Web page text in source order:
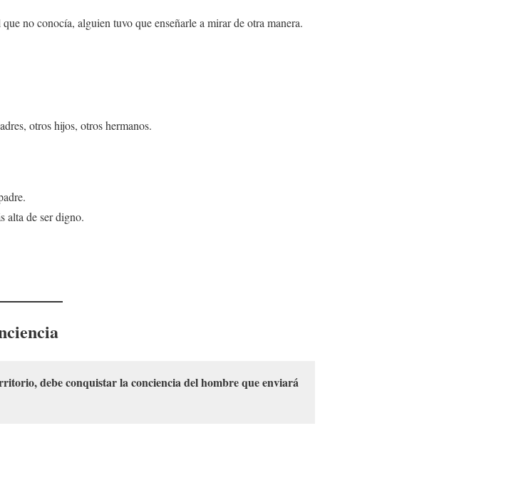
no conocía, alguien tuvo que enseñarle a mirar de otra manera.
otros hijos, otros hermanos.
alta de ser digno.
debe conquistar la conciencia del hombre que enviará